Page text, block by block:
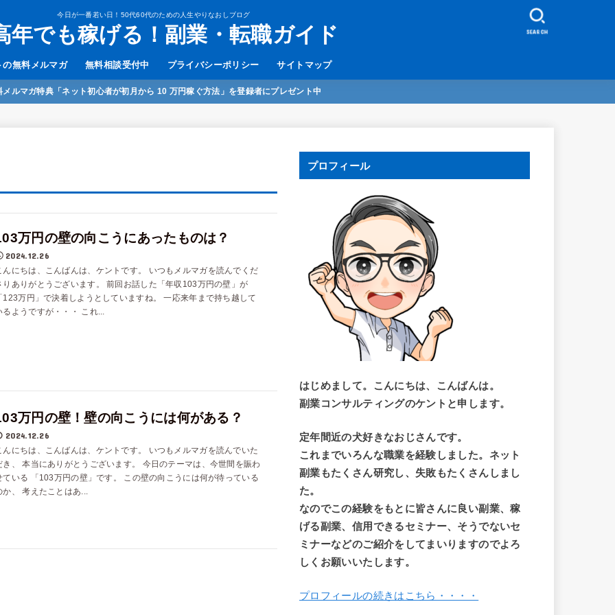
今日が一番若い日！50代60代のための人生やりなおしブログ
年でも稼げる！副業・転職ガイド
の無料メルマガ 無料相談受付中 プライバシーポリシー サイトマップ
SEARCH
メルマガ特典「ネット初心者が初月から 10 万円稼ぐ方法」を登録者にプレゼント中
万円の壁の向こうにあったものは？
2024.12.26
んにちは、こんばんは、ケントです。 いつもメルマガを読んでくだ
りありがとうございます。 前回お話した「年収103万円の壁」が
123万円」で決着しようとしていますね。 一応来年まで持ち越して
るようですが・・・ これ...
万円の壁！壁の向こうには何がある？
2024.12.26
んにちは、こんばんは、ケントです。 いつもメルマガを読んでいた
き、 本当にありがとうございます。 今日のテーマは、今世間を賑わ
ている 「103万円の壁」です。 この壁の向こうには何が待っている
か、 考えたことはあ...
プロフィール
はじめまして。こんにちは、こんばんは。
副業コンサルティングのケントと申します。
定年間近の犬好きなおじさんです。
これまでいろんな職業を経験しました。ネット
副業もたくさん研究し、失敗もたくさんしまし
た。
なのでこの経験をもとに皆さんに良い副業、稼
げる副業、信用できるセミナー、そうでないセ
ミナーなどのご紹介をしてまいりますのでよろ
しくお願いいたします。
プロフィールの続きはこちら・・・・